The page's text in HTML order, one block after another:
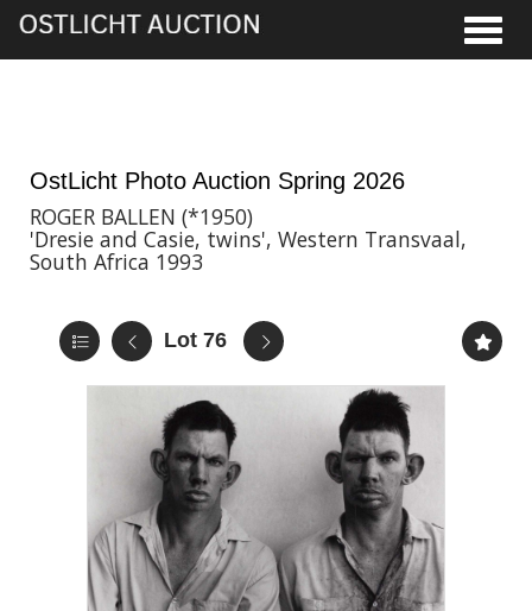
OstLicht Photo Auction Spring 2026
ROGER BALLEN (*1950)
'Dresie and Casie, twins', Western Transvaal,
South Africa 1993
Lot 76